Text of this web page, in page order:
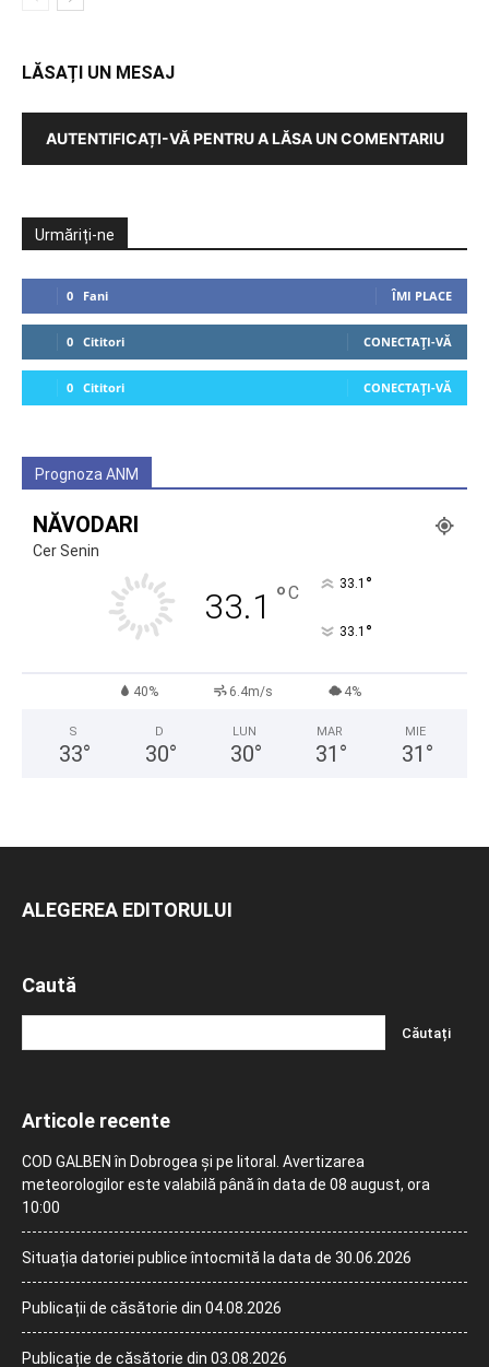
LĂSAȚI UN MESAJ
AUTENTIFICAȚI-VĂ PENTRU A LĂSA UN COMENTARIU
Urmăriți-ne
0 Fani ÎMI PLACE
0 Cititori CONECTAȚI-VĂ
0 Cititori CONECTAȚI-VĂ
Prognoza ANM
NĂVODARI
Cer Senin
33.1 °C 33.1 °
33.1 °
40% 6.4m/s 4%
S
33°
D
30°
LUN
30°
MAR
31 °
MIE
31 °
ALEGEREA EDITORULUI
Caută
Articole recente
COD GALBEN în Dobrogea și pe litoral. Avertizarea
meteorologilor este valabilă până în data de 08 august, ora
10:00
Situația datoriei publice întocmită la data de 30.06.2026
Publicații de căsătorie din 04.08.2026
Publicație de căsătorie din 03.08.2026